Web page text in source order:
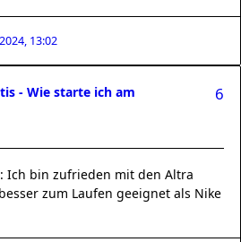
13:02
- Wie starte ich am
6
Ich bin zufrieden mit den Altra
zum Laufen geeignet als Nike